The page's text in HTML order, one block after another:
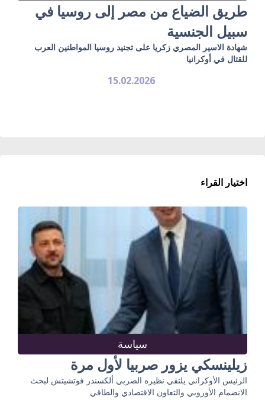
طريق الضياع من مصر إلى روسيا في
سبيل الجنسية
شهادة الاسير المصري زكريا على تجنيد روسيا المواطنين العرب
للقتال في أوكرانيا
15.02.2026
اختيار القراء
سياسة
زيلينسكي يزور صربيا لأول مرة
الرئيس الأوكراني يلتقي نظيره الصربي ألكسندر فوتشيتش لبحث
الانضمام الأوروبي والتعاون الاقتصادي والطاقي